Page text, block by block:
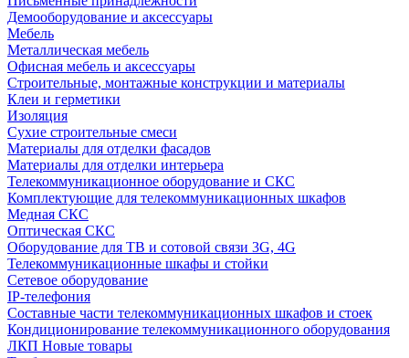
Демооборудование и аксессуары
Мебель
Металлическая мебель
Офисная мебель и аксессуары
Строительные, монтажные конструкции и материалы
Клеи и герметики
Изоляция
Сухие строительные смеси
Материалы для отделки фасадов
Материалы для отделки интерьера
Телекоммуникационное оборудование и СКС
Комплектующие для телекоммуникационных шкафов
Медная СКС
Оптическая СКС
Оборудование для ТВ и сотовой связи 3G, 4G
Телекоммуникационные шкафы и стойки
Сетевое оборудование
IP-телефония
Составные части телекоммуникационных шкафов и стоек
Кондиционирование телекоммуникационного оборудования
ЛКП Новые товары